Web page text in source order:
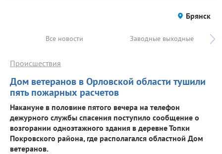
Брянск
Все новости Заводные выходные
Дом ветеранов в Орловской области тушили
пять пожарных расчетов
Происшествия
Накануне в половине пятого вечера на телефон
дежурного службы спасения поступило сообщение о
возгорании одноэтажного здания в деревне Топки
Покровского района, где располагался областной Дом
ветеранов.